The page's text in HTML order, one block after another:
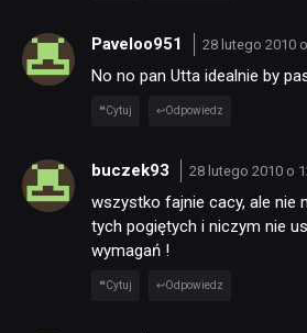
Paveloo951 28 lutego 2010
No no pan Utta idealnie by
Cytuj Odpowiedz
buczek93 28 lutego 2010 o
wszystko fajnie cacy, ale nie
tych pogiętych i niczym nie
wymagań !
Cytuj Odpowiedz